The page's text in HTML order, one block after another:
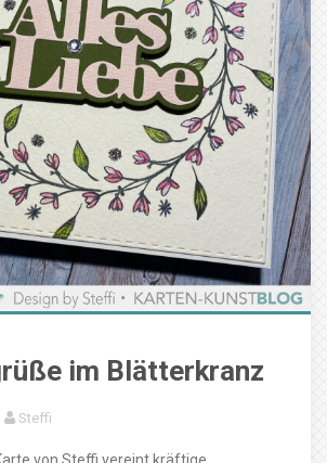
im Blätterkranz
Steffi